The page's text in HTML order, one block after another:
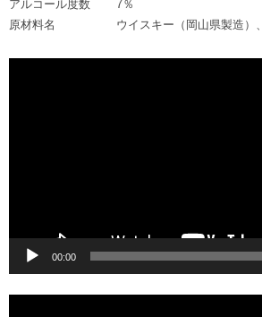
アルコール度数
7％
原材料名
ウイスキー（岡山県製造）
00:00